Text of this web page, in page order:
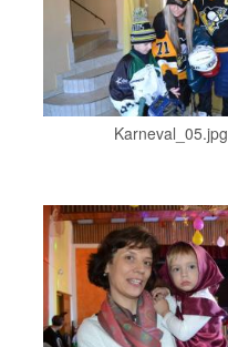
Karneval_05.jpg